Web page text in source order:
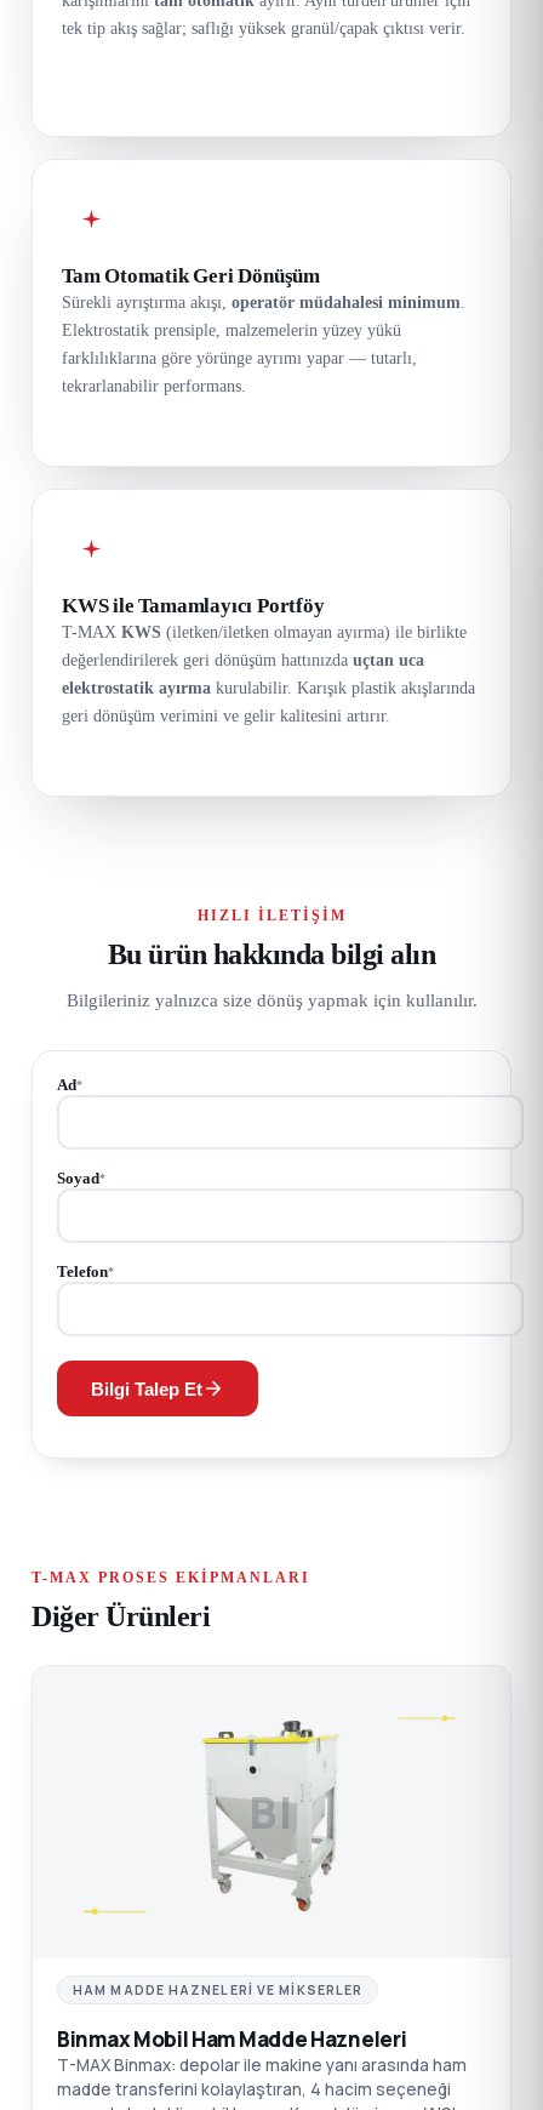
tek tip akış sağlar; saflığı yüksek granül/çapak çıktısı verir.
Tam Otomatik Geri Dönüşüm
Sürekli ayrıştırma akışı, operatör müdahalesi minimum.
Elektrostatik prensiple, malzemelerin yüzey yükü
farklılıklarına göre yörünge ayrımı yapar — tutarlı,
tekrarlanabilir performans.
KWS ile Tamamlayıcı Portföy
T-MAX KWS (iletken/iletken olmayan ayırma) ile birlikte
değerlendirilerek geri dönüşüm hattınızda uçtan uca
elektrostatik ayırma kurulabilir. Karışık plastik akışlarında
geri dönüşüm verimini ve gelir kalitesini artırır.
HIZLI İLETIŞIM
Bu ürün hakkında bilgi alın
Bilgileriniz yalnızca size dönüş yapmak için kullanılır.
Ad*
Soyad*
Telefon*
Bilgi Talep Et
T-MAX PROSES EKIPMANLARI
Diğer Ürünleri
BI
HAM MADDE HAZNELERI VE MIKSERLER
Binmax Mobil Ham Madde Hazneleri
T-MAX Binmax: depolar ile makine yanı arasında ham
madde transferini kolaylaştıran, 4 hacim seçeneği